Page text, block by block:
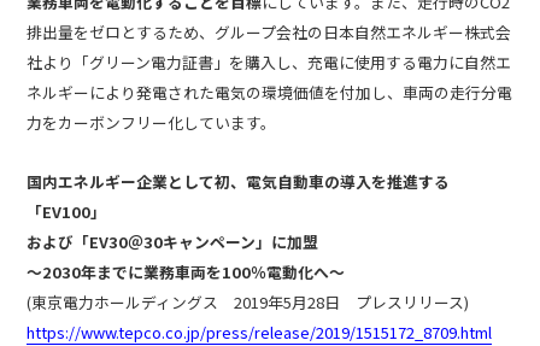
排出量をゼロとするため、グループ会社の日本自然エネルギー株式会
社より「グリーン電力証書」を購入し、充電に使用する電力に自然エ
ネルギーにより発電された電気の環境価値を付加し、車両の走行分電
力をカーボンフリー化しています。
国内エネルギー企業として初、電気自動車の導入を推進する
「EV100」
および「EV30＠30キャンペーン」に加盟
～2030年までに業務車両を100％電動化へ～
(東京電力ホールディングス 2019年5月28日 プレスリリース)
https://www.tepco.co.jp/press/release/2019/1515172_8709.html